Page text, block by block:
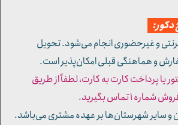
دکور:
و غیرحضوری انجام می‌شود. تحویل
و هماهنگی قبلی امکان‌پذیر است.
یا پرداخت کارت به کارت، لطفاً از طریق
۱ تماس بگیرید.
و سایر شهرستان‌ها بر عهده مشتری می‌باشد.